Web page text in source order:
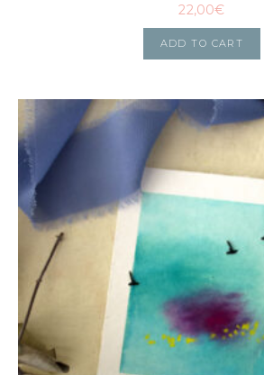
22,00€
ADD TO CART